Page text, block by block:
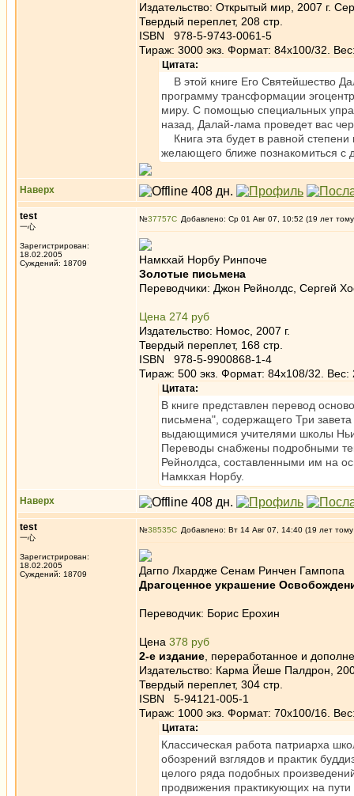
Издательство: Открытый мир, 2007 г.
Твердый переплет, 208 стр.
ISBN 978-5-9743-0061-5
Тираж: 3000 экз. Формат: 84x100/32.
Цитата:
В этой книге Его Святейшество
программу трансформации
миру. С помощью специальных
назад, Далай-лама проведет вас
Книга эта будет в равной степени
желающего ближе познакомиться с
Наверх
test
一心
Зарегистрирован:
18.02.2005
Суждений: 18709
№37757 Добавлено: Ср 01 Авг 07, 10:52 (19 лет
Намкхай Норбу Ринпоче
Золотые письмена
Переводчики: Джон Рейнолдс, Сергей
Цена 274 руб
Издательство: Номос, 2007 г.
Твердый переплет, 168 стр.
ISBN 978-5-9900868-1-4
Тираж: 500 экз. Формат: 84x108/32. Вес:
Цитата:
В книге представлен перевод
письмена", содержащего Три
выдающимися учителями школы
Переводы снабжены подробными
Рейнолдса, составленными им на
Намкхая Норбу.
Наверх
test
一心
Зарегистрирован:
18.02.2005
Суждений: 18709
№38535 Добавлено: Вт 14 Авг 07, 14:40 (19 лет
Дагпо Лхардже Сенам Ринчен Гампопа
Драгоценное украшение
Переводчик: Борис Ерохин
Цена 378 руб
2-е издание , переработанное и
Издательство: Карма Йеше Палдрон,
Твердый переплет, 304 стр.
ISBN 5-94121-005-1
Тираж: 1000 экз. Формат: 70x100/16.
Цитата:
Классическая работа патриарха
обозрений взглядов и практик
целого ряда подобных
продвижения практикующих на